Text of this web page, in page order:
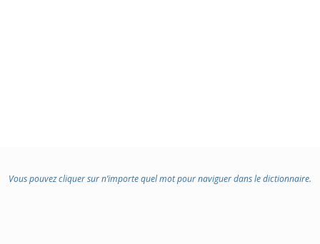
Vous pouvez cliquer sur n’importe quel mot pour naviguer dans le dictionnaire.